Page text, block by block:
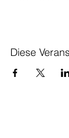
Diese